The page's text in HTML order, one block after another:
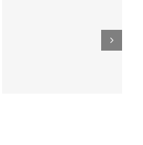
Yaïr Golan : une